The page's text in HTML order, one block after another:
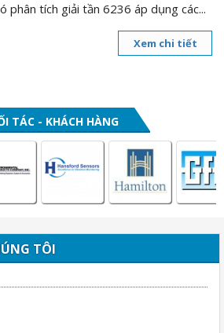
phân tích giải tần 6236 áp dụng các...
Xem chi tiết
TÁC - KHÁCH HÀNG
TÔI